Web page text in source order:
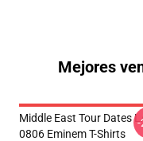
Mejores
Middle East Tour Dates
0806 Eminem T-Shirts
-